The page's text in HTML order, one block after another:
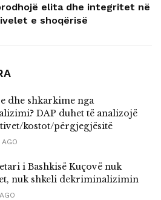
elita dhe integritet në
e shoqërisë
dhe shkarkime nga
DAP duhet të analizojë
kostot/përgjegjësitë
i Bashkisë Kuçovë nuk
nuk shkeli dekriminalizimin